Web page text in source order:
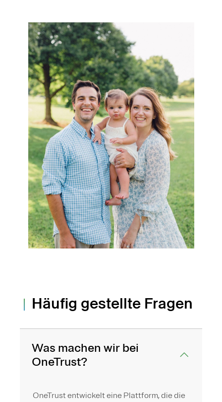
Häufig gestellte Fragen
Was machen wir bei
OneTrust?
OneTrust entwickelt eine Plattform, die die